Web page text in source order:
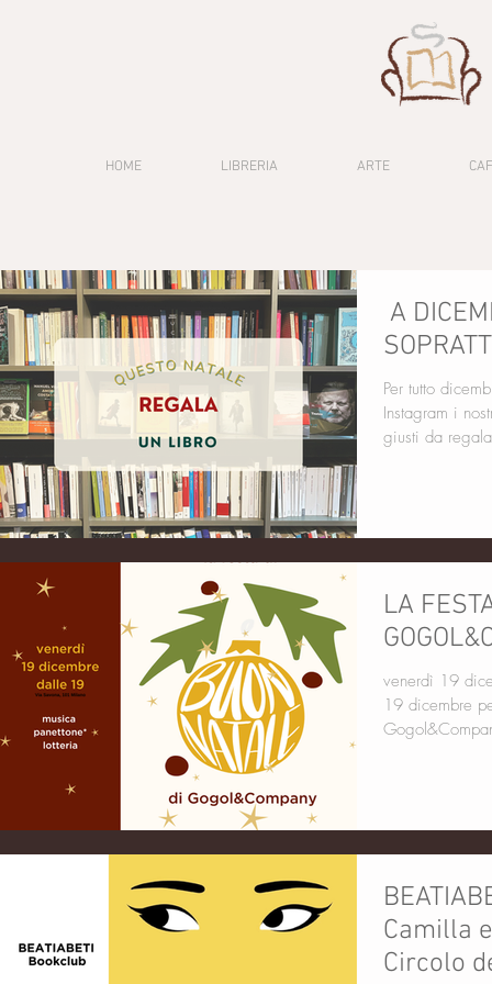
HOME LIBRERIA ARTE
A
Per tutto
Instagram i nostri consigli per
giusti da
AVETE IDEE E
C'è sempre il
LA
venerdì 19
19 dicembre per La festa di buon natale di
Camilla
Circolo